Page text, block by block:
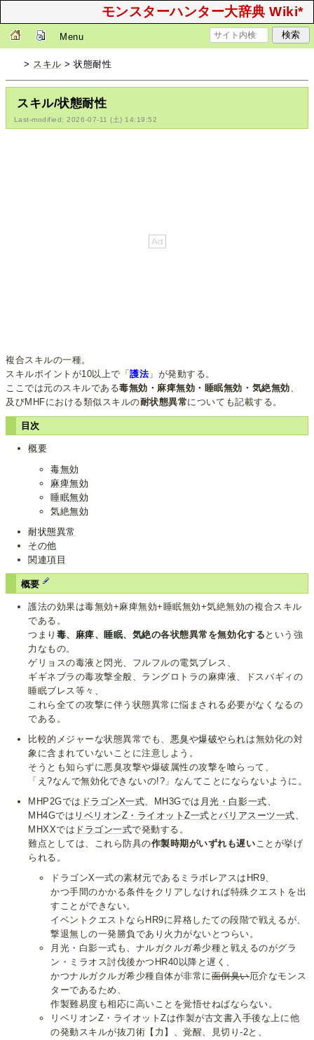
モンスターハンター大辞典 Wiki*
Menu
> スキル > 状態耐性
スキル/状態耐性
Last-modified: 2026-07-11 (土) 14:19:52
複合スキルの一種。
スキルポイントが10以上で「護法」が発動する。
ここでは元のスキルである毒無効・麻痺無効・睡眠無効・気絶無効、
及びMHFにおける類似スキルの耐状態異常についても記載する。
目次
概要
毒無効
麻痺無効
睡眠無効
気絶無効
耐状態異常
その他
関連項目
概要
護法の効果は毒無効+麻痺無効+睡眠無効+気絶無効の複合スキル
である。
つまり 毒、 麻痺、 睡眠、 気絶の各状態異常を無効化する という強
力なもの。
ゲリョスの毒液と閃光、フルフルの電気ブレス、
ギギネブラの毒攻撃全般、ラングロトラの麻痺液、ドスバギィの
睡眠ブレス等々、
これら全ての攻撃に伴う状態異常に悩まされる必要がなくなるの
である。
比較的メジャーな状態異常でも、 悪臭や爆破やられは無効化の対
象に含まれていないことに注意しよう。
そうとも知らずに悪臭攻撃や爆破属性の攻撃を喰らって、
「え?なんで無効化できないの!?」なんてことにならないように。
MHP2Gでは ドラゴンX一式、MH3Gでは 月光・白影一式、
MH4Gでは リベリオンZ・ライオットZ一式 とバリアスーツ一式、
MHXXでは ドラゴン一式で発動する。
難点としては、これら防具の作製時期がいずれも遅いことが挙げ
られる。
ドラゴンX一式の素材元であるミラボレアスはHR9、
かつ手間のかかる条件をクリアしなければ特殊クエストを出
すことができない。
イベントクエストならHR9に昇格したての段階で戦えるが、
撃退無しの一発勝負であり火力がないとつらい。
月光・白影一式も、ナルガクルガ希少種と戦えるのがグラ
ン・ミラオス討伐後かつHR40以降と遅く、
かつナルガクルガ希少種自体が非常に面倒臭い厄介なモンス
ターであるため、
作製難易度も相応に高いことを覚悟せねばならない。
リベリオンZ・ライオットZは作製が古文書入手後な上に他
の発動スキルが抜刀術【力】、覚醒、見切り-2と、